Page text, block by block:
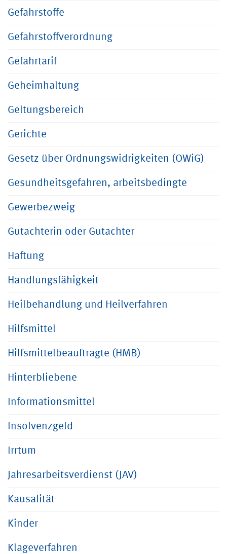
Gefahrstoffe
Gefahrstoffverordnung
Gefahrtarif
Geheimhaltung
Geltungsbereich
Gerichte
Gesetz über Ordnungswidrigkeiten (OWiG)
Gesundheitsgefahren, arbeitsbedingte
Gewerbezweig
Gutachterin oder Gutachter
Haftung
Handlungsfähigkeit
Heilbehandlung und Heilverfahren
Hilfsmittel
Hilfsmittelbeauftragte (HMB)
Hinterbliebene
Informationsmittel
Insolvenzgeld
Irrtum
Jahresarbeitsverdienst (JAV)
Kausalität
Kinder
Klageverfahren